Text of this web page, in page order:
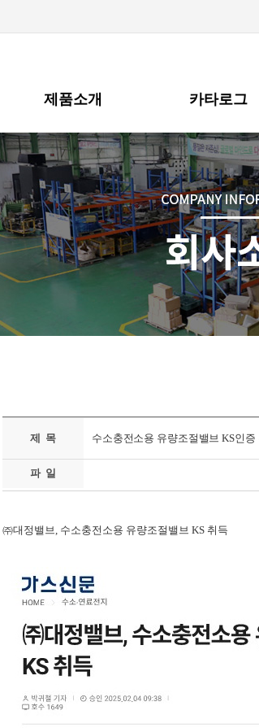
제품소개 카타로그
제 목 수소충전소용 유량조절밸브 KS인증
파 일
㈜대정밸브, 수소충전소용 유량조절밸브 KS 취득